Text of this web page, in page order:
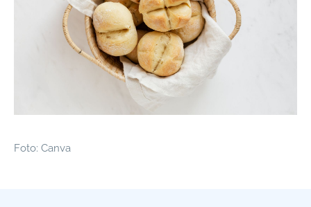
Foto: Canva